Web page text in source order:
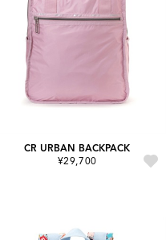
CR URBAN BACKPACK
¥29,700